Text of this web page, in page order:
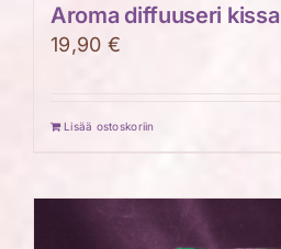
Aroma diffuuseri kissa
19,90 €
Lisää ostoskoriin